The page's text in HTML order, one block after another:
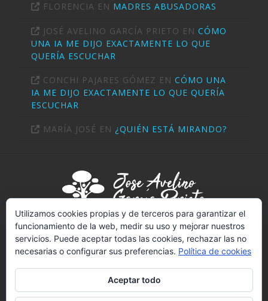
FLORENCIA EN MADRES ABUSADORAS
JOSÉ AVELINO GARCÍA PRIETO EN CÓMO
UNA IA ME DIJO EXACTAMENTE LO QUE
QUERÍA ESCUCHAR
CONCHI PAJARES GÓMEZ EN CÓMO UNA
IA ME DIJO EXACTAMENTE LO QUE QUERÍA
ESCUCHAR
MARÍA JOSÉ EN ¿QUIÉN ESTÁ MIRANDO?
PSICÓLOGO (T-2289)
NIF:02703414V
REGISTRO SANITARIO Nº 4502
LICENCIADO EN PSICOLOGÍA POR LA UNED
Utilizamos cookies propias y de terceros para garantizar el
funcionamiento de la web, medir su uso y mejorar nuestros
servicios. Puede aceptar todas las cookies, rechazar las no
necesarias o configurar sus preferencias. Política de cookies
Aceptar todo